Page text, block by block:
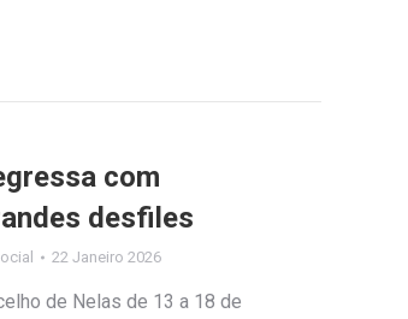
com
desfiles
22 Janeiro 2026
de Nelas de 13 a 18 de